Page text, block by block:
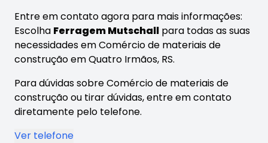
Entre em contato agora para mais informações:
Escolha Ferragem Mutschall para todas as suas
necessidades em Comércio de materiais de
construção em Quatro Irmãos, RS.
Para dúvidas sobre Comércio de materiais de
construção ou tirar dúvidas, entre em contato
diretamente pelo telefone.
Ver telefone